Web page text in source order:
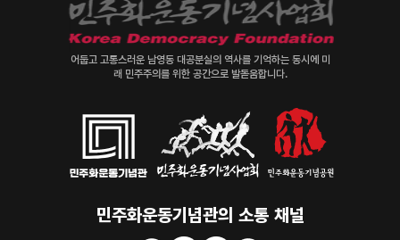
어둡고 고통스러운 남영동 대공분실의 역사를 기억하는 동시에 미
래 민주주의를 위한 공간으로 발돋움합니다.
민주화운동기념관의 소통 채널